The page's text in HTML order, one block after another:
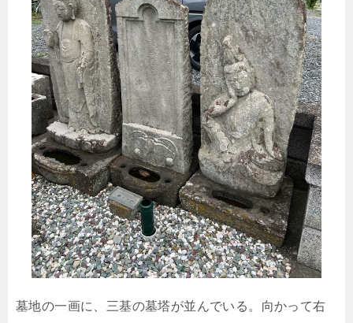
墓地の一画に、三基の墓塔が並んでいる。向かって右